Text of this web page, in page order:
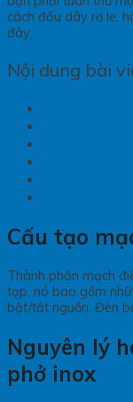
cách đấu dây rơ le,
đây.
Nội dung bài
Cấu tạo
Thành phần mạch
tạp, nó bao gồm
bật/tắt nguồn, Đèn
Nguyên lý
phở inox